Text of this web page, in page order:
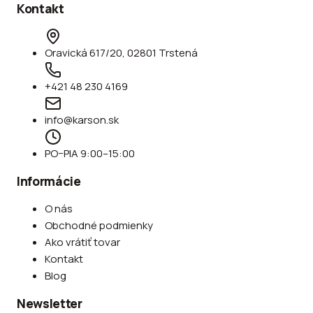
Kontakt
Oravická 617/20, 02801 Trstená
+421 48 230 4169
info@karson.sk
PO–PIA 9:00–15:00
Informácie
O nás
Obchodné podmienky
Ako vrátiť tovar
Kontakt
Blog
Newsletter